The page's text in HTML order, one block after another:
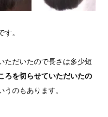
。
ただいたので長さは多少短
ろを切らせていただいたの
うのもあります。